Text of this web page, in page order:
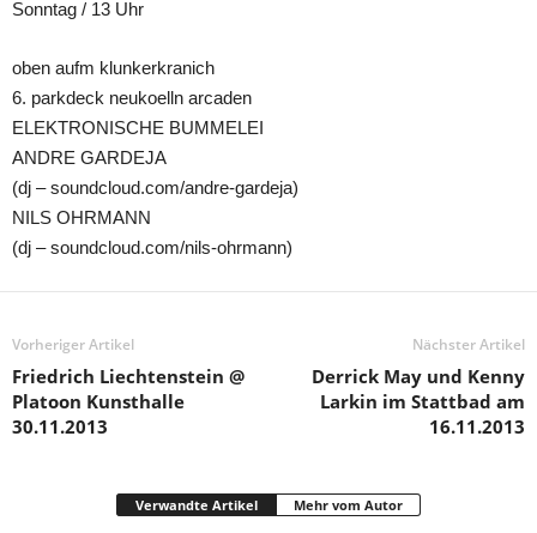
Sonntag / 13 Uhr
oben aufm klunkerkranich
6. parkdeck neukoelln arcaden
ELEKTRONISCHE BUMMELEI
ANDRE GARDEJA
(dj – soundcloud.com/andre-gardeja)
NILS OHRMANN
(dj – soundcloud.com/nils-ohrmann)
Vorheriger Artikel
Friedrich Liechtenstein @
Platoon Kunsthalle
30.11.2013
Nächster Artikel
Derrick May und Kenny
Larkin im Stattbad am
16.11.2013
Verwandte Artikel Mehr vom Autor